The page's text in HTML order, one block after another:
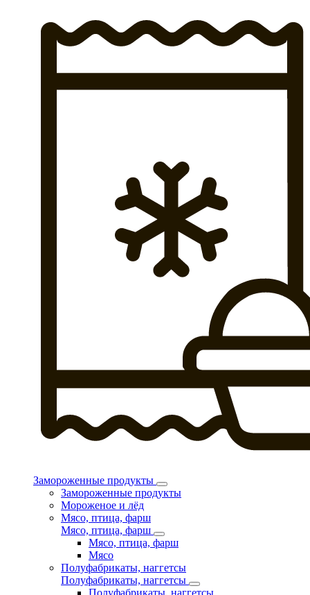
Замороженные продукты
Замороженные продукты
Мороженое и лёд
Мясо, птица, фарш
Мясо, птица, фарш
Мясо, птица, фарш
Мясо
Полуфабрикаты, наггетсы
Полуфабрикаты, наггетсы
Полуфабрикаты, наггетсы